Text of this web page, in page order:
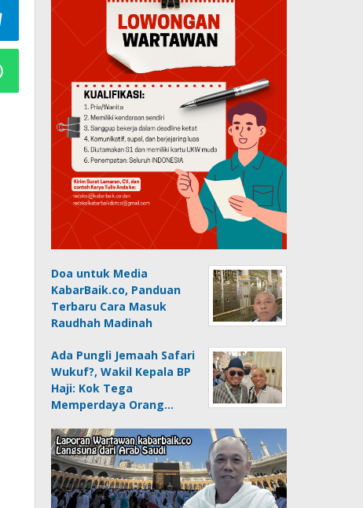
Doa untuk Media
KabarBaik.co, Panduan
Terbaru Cara Masuk
Raudhah Madinah
Ada Pungli Jemaah Safari
Wukuf?, Wakil Kepala BP
Haji: Kok Tega
Memperdaya Orang…